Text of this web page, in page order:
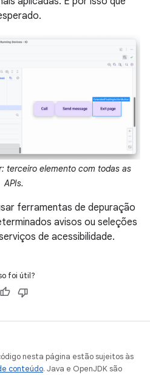
terceiro elemento com todas as
APIs.
ferramentas de depuração
avisos ou seleções
de acessibilidade.
foi útil?
nesta página estão sujeitos às
conteúdo. Java e OpenJDK são